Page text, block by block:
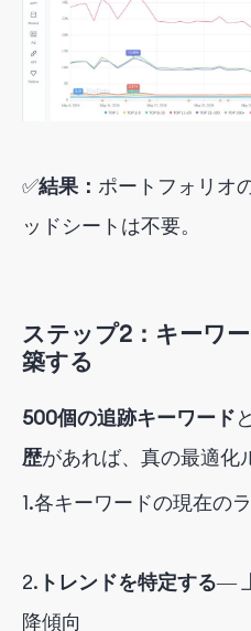
✅結果： ポートフォリオ
ッドシートは不要。
ステップ2：キーワ
築する
500個の追跡キーワードと
歴があれば、真の最適化
1.各キーワードの現在の
2. トレンドを特定する―
降傾向